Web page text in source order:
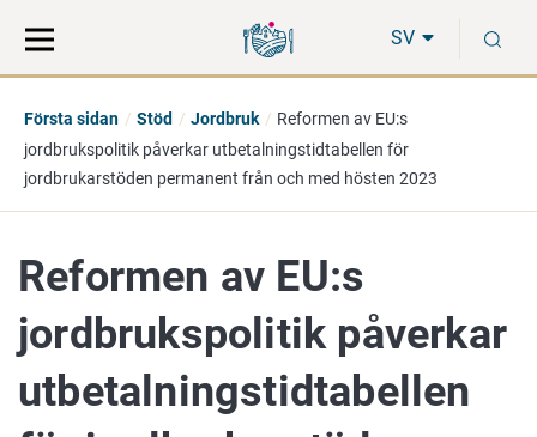
direkt
till
på
hela
SV
Första sidan Stöd Jordbruk
Reformen av EU:s
jordbrukspolitik påverkar utbetalningstidtabellen för
jordbrukarstöden permanent från och med hösten 2023
Reformen av EU:s
jordbrukspolitik påverkar
utbetalningstidtabellen